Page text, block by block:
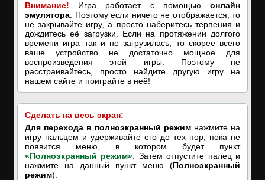
Внимание! Игра работает с помощью онлайн
эмулятора . Поэтому если ничего не отображается, то
не закрывайте игру, а просто наберитесь терпения и
дождитесь её загрузки. Если на протяжении долгого
времени игра так и не загрузилась, то скорее всего
ваше устройство не достаточно мощное для
воспроизведения этой игры. Поэтому не
расстраивайтесь, просто найдите другую игру на
нашем сайте и поиграйте в неё!
Сделать на весь экран:
Для перехода в полноэкранный режим нажмите на
игру пальцем и удерживайте его до тех пор, пока не
появится меню, в котором будет пункт
«Полноэкранный режим» . Затем отпустите палец и
нажмите на данный пункт меню (Полноэкранный
режим).